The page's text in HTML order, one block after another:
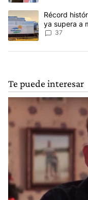
Un artículo deRécord
ya supera a
37